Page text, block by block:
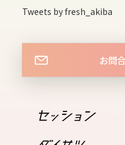
thu
14
fri
sat
Tweets by fresh_akiba
お問